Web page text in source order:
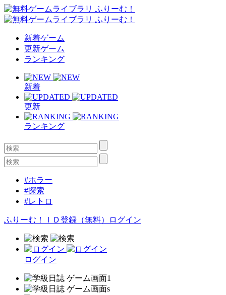
新着ゲーム
更新ゲーム
ランキング
新着
更新
ランキング
#ホラー
#探索
#レトロ
ふりーむ！ＩＤ登録（無料） ログイン
ログイン